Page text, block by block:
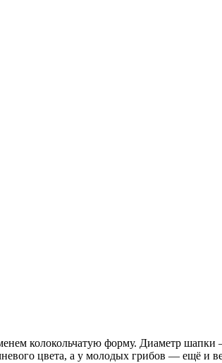
колокольчатую форму. Диаметр
цвета, а у молодых грибов — ещё и